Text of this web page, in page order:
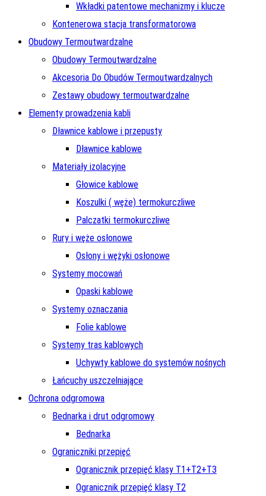
Wkładki patentowe mechanizmy i klucze
Kontenerowa stacja transformatorowa
Obudowy Termoutwardzalne
Obudowy Termoutwardzalne
Akcesoria Do Obudów Termoutwardzalnych
Zestawy obudowy termoutwardzalne
Elementy prowadzenia kabli
Dławnice kablowe i przepusty
Dławnice kablowe
Materiały izolacyjne
Głowice kablowe
Koszulki ( węże) termokurczliwe
Palczatki termokurczliwe
Rury i węże osłonowe
Osłony i wężyki osłonowe
Systemy mocowań
Opaski kablowe
Systemy oznaczania
Folie kablowe
Systemy tras kablowych
Uchywty kablowe do systemów nośnych
Łańcuchy uszczelniające
Ochrona odgromowa
Bednarka i drut odgromowy
Bednarka
Ograniczniki przepięć
Ogranicznik przepięć klasy T1+T2+T3
Ogranicznik przepięć klasy T2